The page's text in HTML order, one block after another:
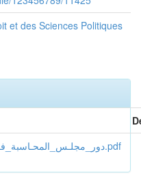
et des Sciences Politiques
دور_مجلـس_المحـاسبة_فـي_الرقابـة_علـى_الأمـوال_العموميـة.pdf